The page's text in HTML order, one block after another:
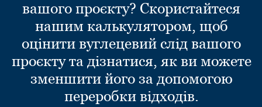
вашого проєкту? Скористайтеся
нашим калькулятором, щоб
оцінити вуглецевий слід вашого
проєкту та дізнатися, як ви можете
зменшити його за допомогою
переробки відходів.